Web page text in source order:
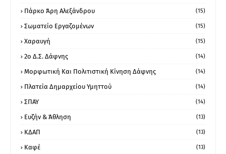
Πάρκο Άρη Αλεξάνδρου (15)
Σωματείο Εργαζομένων (15)
Χαραυγή (15)
2ο Δ.Σ. Δάφνης (14)
Μορφωτική Και Πολιτιστική Κίνηση Δάφνης (14)
Πλατεία Δημαρχείου Υμηττού (14)
ΣΠΑΥ (14)
Ευζήν & Άθληση (13)
ΚΔΑΠ (13)
Καφέ (13)